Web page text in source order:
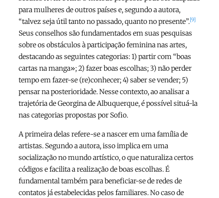
para mulheres de outros países e, segundo a autora,
“talvez seja útil tanto no passado, quanto no presente”.[9]
Seus conselhos são fundamentados em suas pesquisas
sobre os obstáculos à participação feminina nas artes,
destacando as seguintes categorias: 1) partir com “boas
cartas na manga»; 2) fazer boas escolhas; 3) não perder
tempo em fazer-se (re)conhecer; 4) saber se vender; 5)
pensar na posterioridade. Nesse contexto, ao analisar a
trajetória de Georgina de Albuquerque, é possível situá-la
nas categorias propostas por Sofio.
A primeira delas refere-se a nascer em uma família de
artistas. Segundo a autora, isso implica em uma
socialização no mundo artístico, o que naturaliza certos
códigos e facilita a realização de boas escolhas. É
fundamental também para beneficiar-se de redes de
contatos já estabelecidas pelos familiares. No caso de